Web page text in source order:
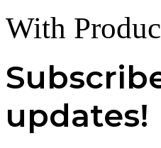
With
updates!